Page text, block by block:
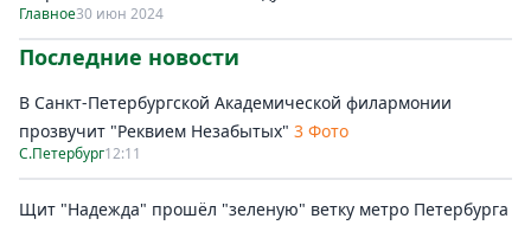
Главное30 июн 2024
Последние новости
В Санкт-Петербургской Академической филармонии
прозвучит "Реквием Незабытых" 3 Фото
С.Петербург12:11
Щит "Надежда" прошёл "зеленую" ветку метро Петербурга